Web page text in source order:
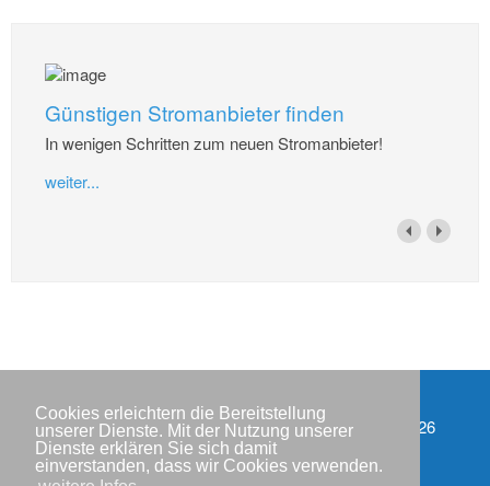
Cookies erleichtern die Bereitstellung
unserer Dienste. Mit der Nutzung unserer
Dienste erklären Sie sich damit
einverstanden, dass wir Cookies verwenden.
Günstigen Stromanbieter finden
In wenigen Schritten zum neuen Stromanbieter!
weiter...
Impressum
Datenschutzerklärung
Copyright © IWR 2026